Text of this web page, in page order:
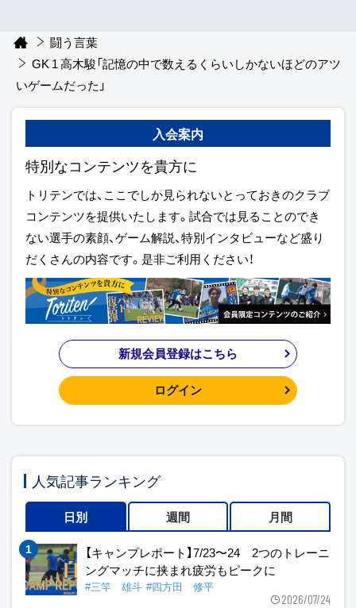
闘う言葉
GK 1 高木駿「記憶の中で数えるくらいしかないほどのアツ
いゲームだった」
入会案内
特別なコンテンツを貴方に
トリテンでは、ここでしか見られないとっておきのクラブ
コンテンツを提供いたします。試合では見ることのでき
ない選手の素顔、ゲーム解説、特別インタビューなど盛り
だくさんの内容です。是非ご利用ください！
新規会員登録はこちら
ログイン
人気記事ランキング
日別 週間 月間
【キャンプレポート】7/23〜24 2つのトレーニ
ングマッチに挟まれ疲労もピークに
#三竿 雄斗 #四方田 修平
2026/07/24